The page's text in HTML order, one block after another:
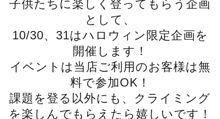
子供たちに楽しく登ってもらう企画
として、
10/30、31はハロウィン限定企画を
開催します！
イベントは当店ご利用のお客様は無
料で参加OK！
課題を登る以外にも、クライミング
を楽しんでもらえたら嬉しいです！